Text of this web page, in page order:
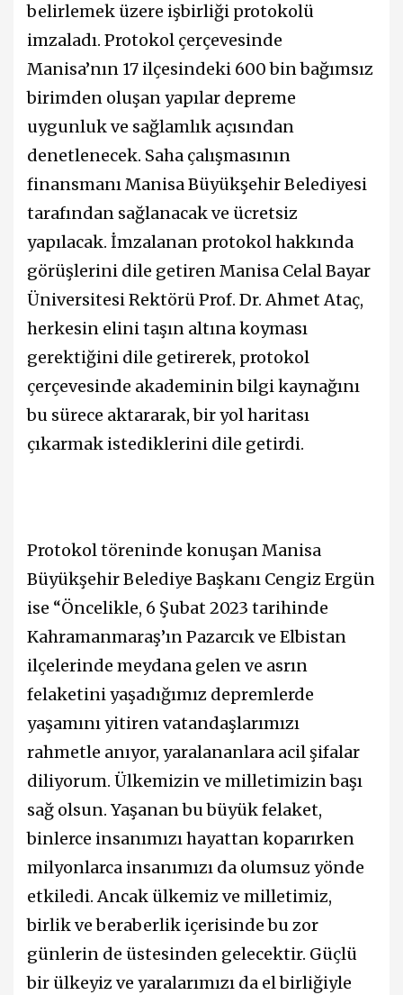
belirlemek üzere işbirliği protokolü
imzaladı. Protokol çerçevesinde
Manisa’nın 17 ilçesindeki 600 bin bağımsız
birimden oluşan yapılar depreme
uygunluk ve sağlamlık açısından
denetlenecek. Saha çalışmasının
finansmanı Manisa Büyükşehir Belediyesi
tarafından sağlanacak ve ücretsiz
yapılacak. İmzalanan protokol hakkında
görüşlerini dile getiren Manisa Celal Bayar
Üniversitesi Rektörü Prof. Dr. Ahmet Ataç,
herkesin elini taşın altına koyması
gerektiğini dile getirerek, protokol
çerçevesinde akademinin bilgi kaynağını
bu sürece aktararak, bir yol haritası
çıkarmak istediklerini dile getirdi.
Protokol töreninde konuşan Manisa
Büyükşehir Belediye Başkanı Cengiz Ergün
ise “Öncelikle, 6 Şubat 2023 tarihinde
Kahramanmaraş’ın Pazarcık ve Elbistan
ilçelerinde meydana gelen ve asrın
felaketini yaşadığımız depremlerde
yaşamını yitiren vatandaşlarımızı
rahmetle anıyor, yaralananlara acil şifalar
diliyorum. Ülkemizin ve milletimizin başı
sağ olsun. Yaşanan bu büyük felaket,
binlerce insanımızı hayattan koparırken
milyonlarca insanımızı da olumsuz yönde
etkiledi. Ancak ülkemiz ve milletimiz,
birlik ve beraberlik içerisinde bu zor
günlerin de üstesinden gelecektir. Güçlü
bir ülkeyiz ve yaralarımızı da el birliğiyle